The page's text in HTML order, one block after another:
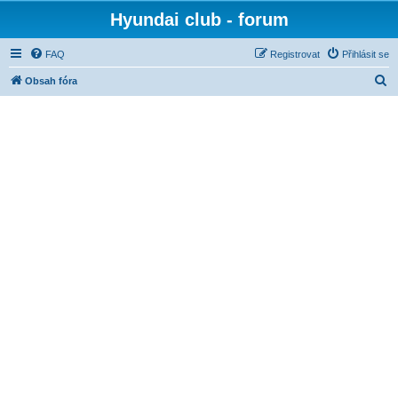
Hyundai club - forum
FAQ Přihlásit se
Registrovat
Obsah fóra